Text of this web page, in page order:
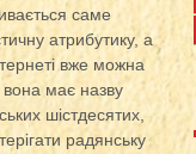
саме
атрибутику, а
вже можна
вона має назву
шістдесятих,
радянську